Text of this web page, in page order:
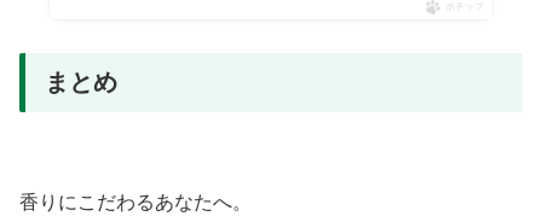
ポチップ
まとめ
香りにこだわるあなたへ。